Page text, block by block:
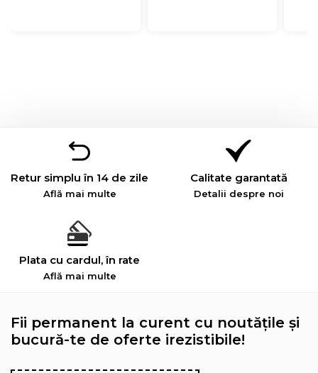
Retur simplu în 14 de zile
Află mai multe
Calitate garantată
Detalii despre noi
Plata cu cardul, în rate
Află mai multe
Fii permanent la curent cu noutățile și
bucură-te de oferte irezistibile!